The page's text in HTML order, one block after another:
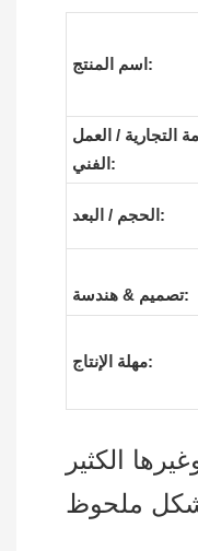
اسم المنتج:
التجارية / العمل
الفني:
الحجم / البعد:
تصميم & هندسة:
مهلة الإنتاج:
الكثير